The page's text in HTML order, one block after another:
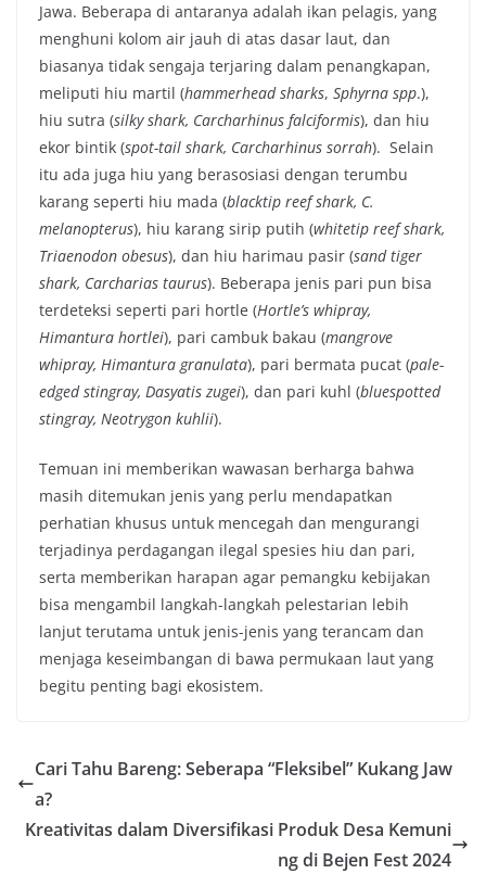
Jawa. Beberapa di antaranya adalah ikan pelagis, yang
menghuni kolom air jauh di atas dasar laut, dan
biasanya tidak sengaja terjaring dalam penangkapan,
meliputi hiu martil (hammerhead sharks, Sphyrna spp.),
hiu sutra (silky shark, Carcharhinus falciformis), dan hiu
ekor bintik (spot-tail shark, Carcharhinus sorrah). Selain
itu ada juga hiu yang berasosiasi dengan terumbu
karang seperti hiu mada (blacktip reef shark, C.
melanopterus), hiu karang sirip putih (whitetip reef shark,
Triaenodon obesus), dan hiu harimau pasir (sand tiger
shark, Carcharias taurus). Beberapa jenis pari pun bisa
terdeteksi seperti pari hortle (Hortle’s whipray,
Himantura hortlei), pari cambuk bakau (mangrove
whipray, Himantura granulata), pari bermata pucat (pale-
edged stingray, Dasyatis zugei), dan pari kuhl (bluespotted
stingray, Neotrygon kuhlii).
Temuan ini memberikan wawasan berharga bahwa
masih ditemukan jenis yang perlu mendapatkan
perhatian khusus untuk mencegah dan mengurangi
terjadinya perdagangan ilegal spesies hiu dan pari,
serta memberikan harapan agar pemangku kebijakan
bisa mengambil langkah-langkah pelestarian lebih
lanjut terutama untuk jenis-jenis yang terancam dan
menjaga keseimbangan di bawa permukaan laut yang
begitu penting bagi ekosistem.
Cari Tahu Bareng: Seberapa “Fleksibel” Kukang Jaw
a?
Kreativitas dalam Diversifikasi Produk Desa Kemuni
ng di Bejen Fest 2024